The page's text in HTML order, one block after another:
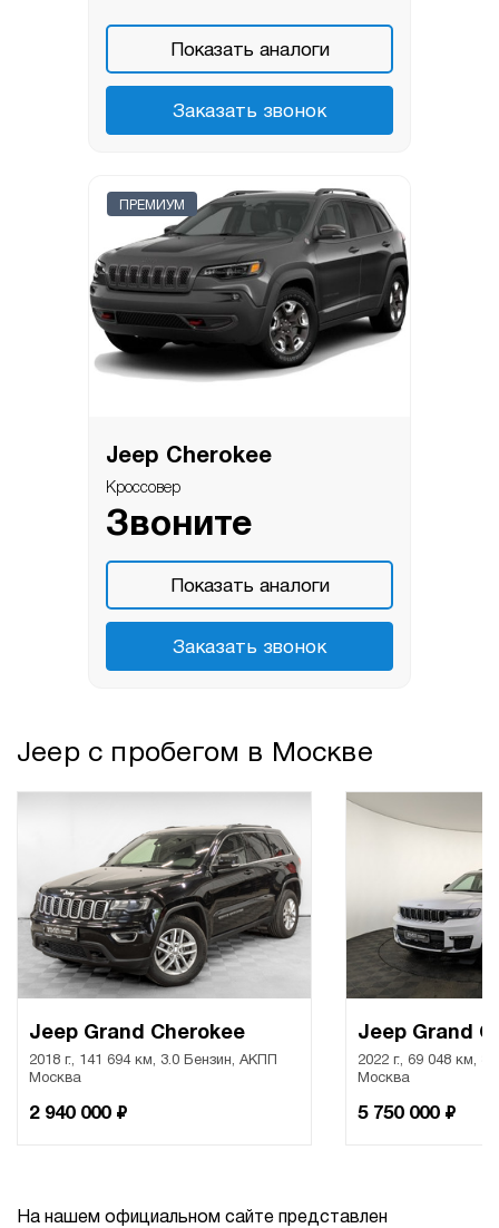
Показать аналоги
Заказать звонок
ПРЕМИУМ
Jeep Cherokee
Кроссовер
Звоните
Показать аналоги
Заказать звонок
Jeep с пробегом в Москве
Jeep Grand Cherokee
2018 г., 141 694 км, 3.0 Бензин, АКПП
Москва
2 940 000 ₽
Jeep Grand
2022 г., 69 048 км,
Москва
5 750 000 ₽
На нашем официальном сайте представлен